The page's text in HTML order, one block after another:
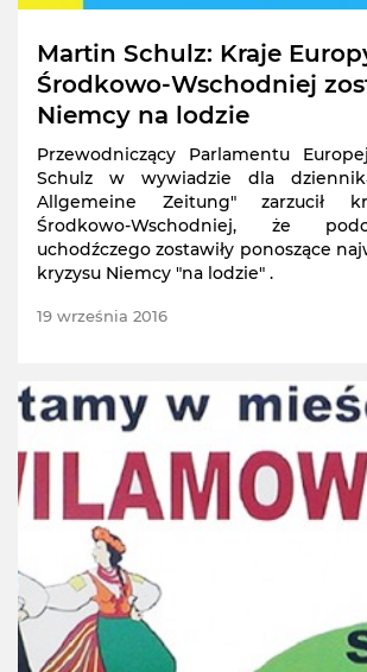
Martin Schulz: Kraje
Środkowo-Wschodniej
Niemcy na lodzie
Przewodniczący Parlamentu
Schulz w wywiadzie dla
Allgemeine Zeitung" zarzucił
Środkowo-Wschodniej, że
uchodźczego zostawiły ponoszące
kryzysu Niemcy "na lodzie" .
19 września 2016